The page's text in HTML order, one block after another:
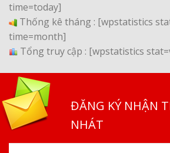
time=today]
Thống kê tháng : [wpstatistics
time=month]
Tổng truy cập : [wpstatistics
ĐĂNG KÝ NHẬN
NHÁT